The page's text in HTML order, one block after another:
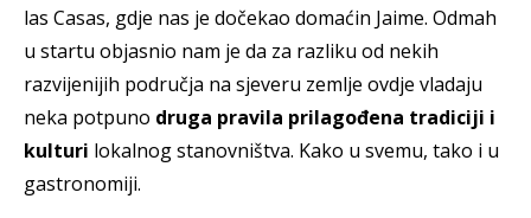
las Casas, gdje nas je dočekao domaćin Jaime. Odmah
u startu objasnio nam je da za razliku od nekih
razvijenijih područja na sjeveru zemlje ovdje vladaju
neka potpuno druga pravila prilagođena tradiciji i
kulturi lokalnog stanovništva. Kako u svemu, tako i u
gastronomiji.